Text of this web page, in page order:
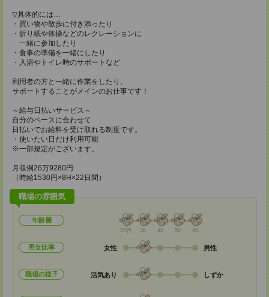
▽具体的には…
・買い物や散歩に付き添ったり
・折り紙や体操などのレクレーションに
一緒に参加したり
・食事の準備を一緒にしたり
・入浴やトイレ時のサポートなど
利用者の方と一緒に作業をしたり、
サポートすることがメインのお仕事です！
～給与日払いサービス～
自分のペースに合わせて
日払いでお給料を受け取れる制度です。
・使いたい日だけ利用可能
※一部規定がございます。
月収例26万9280円
（時給1530円×8H×22日間）
職場の雰囲気
年齢層
20代 30 40 50 60
男女比率 女性 男性
職場の様子 活気あり しずか